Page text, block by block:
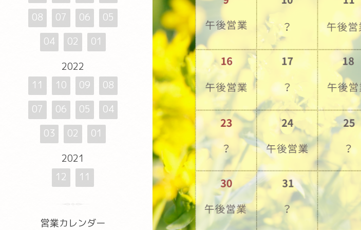
08
07 06
05
04
02
01
2022
11
10 09
08
07
06 05
04
03
02
01
2021
12
11
営業カレンダー